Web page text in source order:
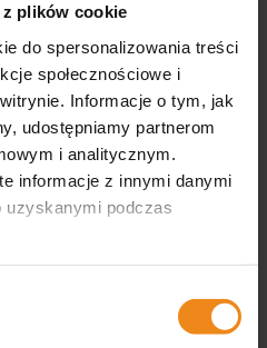
plików cookie
do spersonalizowania treści
społecznościowe i
Informacje o tym, jak
udostępniamy partnerom
i analitycznym.
informacje z innymi danymi
uzyskanymi podczas
szt.
6,30 zł
zawiera 8% VAT, bez kosztów
dostawy
DO KOSZYKA